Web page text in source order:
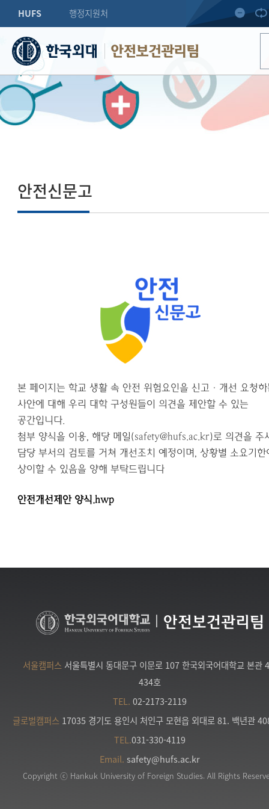
HUFS 행정지원처
안전보건관리팀
안전신문고
본 페이지는 학교 생활 속 안전 위험요인을 신고·개선 요청하
사안에 대해 우리 대학 구성원들이 의견을 제안할 수 있는
공간입니다.
첨부 양식을 이용, 해당 메일(safety@hufs.ac.kr)로 의견을 주
담당부서의 검토를 거쳐 개선조치 예정이며, 상황별 소요기한
상이할 수 있음을 양해 부탁드립니다
안전개선제안 양식.hwp
안전보건관리팀
서울캠퍼스 서울특별시 동대문구 이문로 107 한국외국어대학교 본관
434호
TEL. 02-2173-2119
글로벌캠퍼스 17035 경기도 용인시 처인구 모현읍 외대로 81. 백년관
TEL.031-330-4119
Email. safety@hufs.ac.kr
Copyright ⓒ Hankuk University of Foreign Studies. All Rights